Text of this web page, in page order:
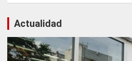
Actualidad